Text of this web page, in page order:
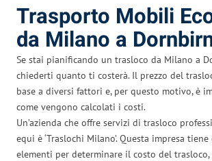
Trasporto Mobili
da Milano a
Se stai pianificando un trasloco da Milano a
chiederti quanto ti costerà. Il prezzo del
base a diversi fattori e, per questo motivo, è
come vengono calcolati i costi.
Un’azienda che offre servizi di trasloco
equi è ‘Traslochi Milano’. Questa impresa
elementi per determinare il costo del